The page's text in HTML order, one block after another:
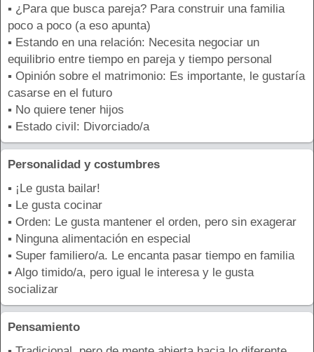
▪ ¿Para que busca pareja? Para construir una familia
poco a poco (a eso apunta)
▪ Estando en una relación: Necesita negociar un
equilibrio entre tiempo en pareja y tiempo personal
▪ Opinión sobre el matrimonio: Es importante, le gustaría
casarse en el futuro
▪ No quiere tener hijos
▪ Estado civil: Divorciado/a
Personalidad y costumbres
▪ ¡Le gusta bailar!
▪ Le gusta cocinar
▪ Orden: Le gusta mantener el orden, pero sin exagerar
▪ Ninguna alimentación en especial
▪ Super familiero/a. Le encanta pasar tiempo en familia
▪ Algo timido/a, pero igual le interesa y le gusta
socializar
Pensamiento